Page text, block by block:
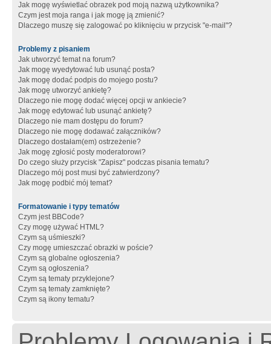
Jak mogę wyświetlać obrazek pod moją nazwą użytkownika?
Czym jest moja ranga i jak mogę ją zmienić?
Dlaczego muszę się zalogować po kliknięciu w przycisk "e-mail"?
Problemy z pisaniem
Jak utworzyć temat na forum?
Jak mogę wyedytować lub usunąć posta?
Jak mogę dodać podpis do mojego postu?
Jak mogę utworzyć ankietę?
Dlaczego nie mogę dodać więcej opcji w ankiecie?
Jak mogę edytować lub usunąć ankietę?
Dlaczego nie mam dostępu do forum?
Dlaczego nie mogę dodawać załączników?
Dlaczego dostałam(em) ostrzeżenie?
Jak mogę zgłosić posty moderatorowi?
Do czego służy przycisk "Zapisz" podczas pisania tematu?
Dlaczego mój post musi być zatwierdzony?
Jak mogę podbić mój temat?
Formatowanie i typy tematów
Czym jest BBCode?
Czy mogę używać HTML?
Czym są uśmieszki?
Czy mogę umieszczać obrazki w poście?
Czym są globalne ogłoszenia?
Czym są ogłoszenia?
Czym są tematy przyklejone?
Czym są tematy zamknięte?
Czym są ikony tematu?